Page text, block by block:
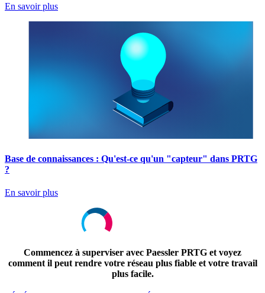
En savoir plus
Base de connaissances : Qu'est-ce qu'un "capteur" dans PRTG
?
En savoir plus
Commencez à superviser avec Paessler PRTG et voyez
comment il peut rendre votre réseau plus fiable et votre travail
plus facile.